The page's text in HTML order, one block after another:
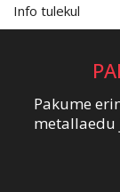
Info tulekul
Pakume
metallaedu